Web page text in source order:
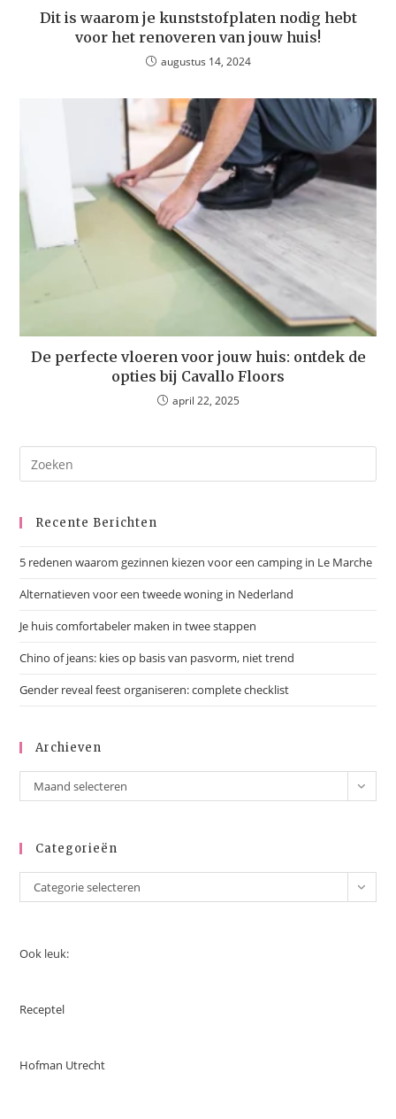
Dit is waarom je kunststofplaten nodig hebt
voor het renoveren van jouw huis!
augustus 14, 2024
De perfecte vloeren voor jouw huis: ontdek de
opties bij Cavallo Floors
april 22, 2025
Recente Berichten
5 redenen waarom gezinnen kiezen voor een camping in Le Marche
Alternatieven voor een tweede woning in Nederland
Je huis comfortabeler maken in twee stappen
Chino of jeans: kies op basis van pasvorm, niet trend
Gender reveal feest organiseren: complete checklist
Archieven
Maand selecteren
Categorieën
Categorie selecteren
Ook leuk:
Receptel
Hofman Utrecht